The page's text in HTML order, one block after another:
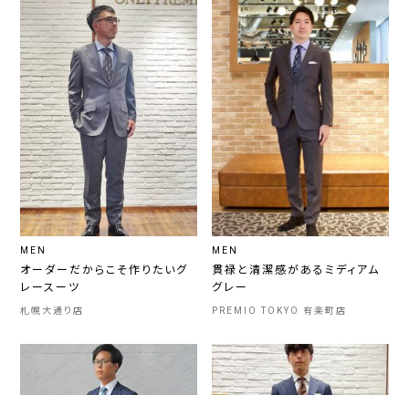
MEN
オーダーだからこそ作りたいグ
レースーツ
札幌大通り店
MEN
貫禄と清潔感があるミディアム
グレー
PREMIO TOKYO 有楽町店